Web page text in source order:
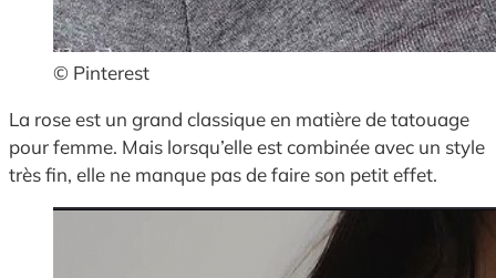
© Pinterest
La rose est un grand classique en matière de tatouage
pour femme. Mais lorsqu’elle est combinée avec un style
très fin, elle ne manque pas de faire son petit effet.